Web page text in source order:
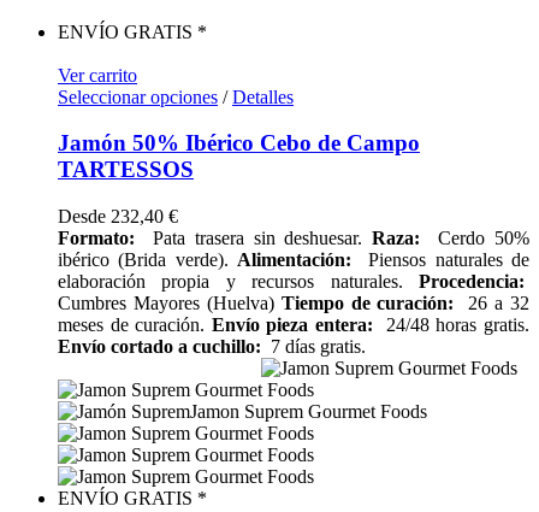
ENVÍO GRATIS *
Ver carrito
Seleccionar opciones / Detalles
Jamón 50% Ibérico Cebo de Campo
TARTESSOS
Desde 232,40 €
Formato: Pata trasera sin deshuesar. Raza: Cerdo 50%
ibérico (Brida verde). Alimentación: Piensos naturales de
elaboración propia y recursos naturales. Procedencia:
Cumbres Mayores (Huelva) Tiempo de curación: 26 a 32
meses de curación. Envío pieza entera: 24/48 horas gratis.
Envío cortado a cuchillo: 7 días gratis.
ENVÍO GRATIS *